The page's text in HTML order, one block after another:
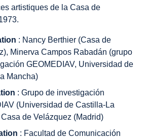
artistiques de la Casa de
: Nancy Berthier (Casa de
Minerva Campos Rabadán (grupo
GEOMEDIAV, Universidad de
Mancha)
: Grupo de investigación
(Universidad de Castilla-La
de Velázquez (Madrid)
: Facultad de Comunicación